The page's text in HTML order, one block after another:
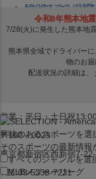
セレクション公式
営業：平日・土日祝
〒160－0023
東京都新宿区西新宿7-
TEL:03-5338-7231
12:00までのご注
在庫品は 1-3営業
興味のあるスポーツを選
そのスポーツの最新情報
すべてのジャンルを選
MLBメジャーリーグ